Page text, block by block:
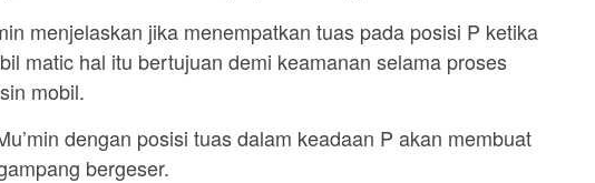
menjelaskan jika menempatkan tuas pada posisi P ketika
matic hal itu bertujuan demi keamanan selama proses
mobil.
dengan posisi tuas dalam keadaan P akan membuat
bergeser.